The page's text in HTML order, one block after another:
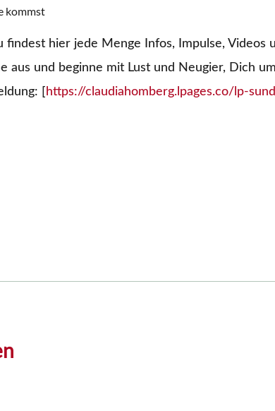
kommst
findest hier jede Menge Infos, Impulse, Videos
aus und beginne mit Lust und Neugier, Dich
[ https://claudiahomberg.lpages.co/lp-